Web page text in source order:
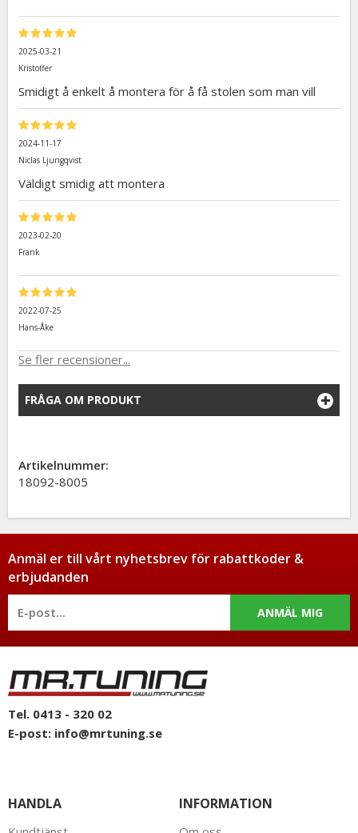
2025-03-21
Kristoffer
Smidigt å enkelt å montera för å få stolen som man vill
2024-11-17
Niclas Ljungqvist
Väldigt smidig att montera
2023-02-20
Frank
2022-07-25
Hans-Åke
Se fler recensioner...
FRÅGA OM PRODUKT
Artikelnummer:
18092-8005
Anmäl er till vårt nyhetsbrev för rabattkoder &
erbjudanden
ANMÄL MIG
Tel. 0413 - 320 02
E-post: info@mrtuning.se
HANDLA INFORMATION